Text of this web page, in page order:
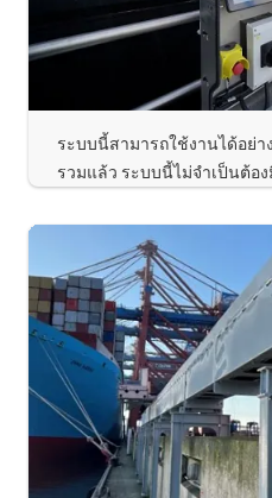
ระบบนี้สามารถใช้งานได้อย่า
รวมแล้ว ระบบนี้ไม่จำเป็นต้อ